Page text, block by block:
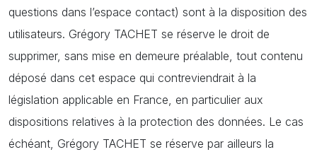
questions dans l’espace contact) sont à la disposition des
utilisateurs. Grégory TACHET se réserve le droit de
supprimer, sans mise en demeure préalable, tout contenu
déposé dans cet espace qui contreviendrait à la
législation applicable en France, en particulier aux
dispositions relatives à la protection des données. Le cas
échéant, Grégory TACHET se réserve par ailleurs la